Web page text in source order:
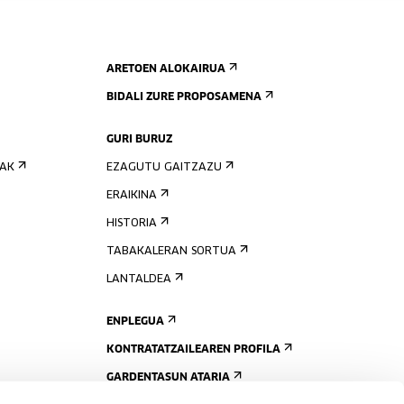
ARETOEN ALOKAIRUA
BIDALI ZURE PROPOSAMENA
GURI BURUZ
EZAGUTU GAITZAZU
ERAIKINA
HISTORIA
TABAKALERAN SORTUA
LANTALDEA
ENPLEGUA
KONTRATATZAILEAREN PROFILA
GARDENTASUN ATARIA